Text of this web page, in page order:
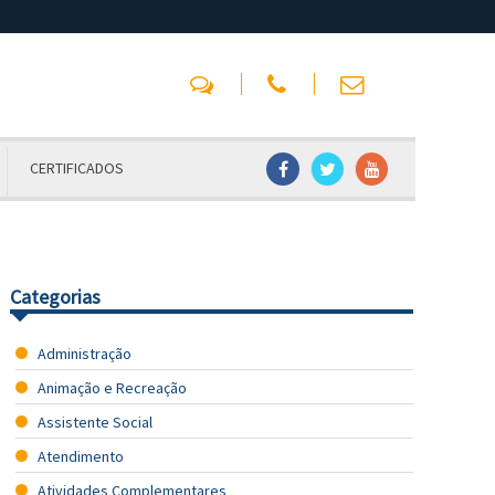
CERTIFICADOS
Categorias
Administração
Animação e Recreação
Assistente Social
Atendimento
Atividades Complementares